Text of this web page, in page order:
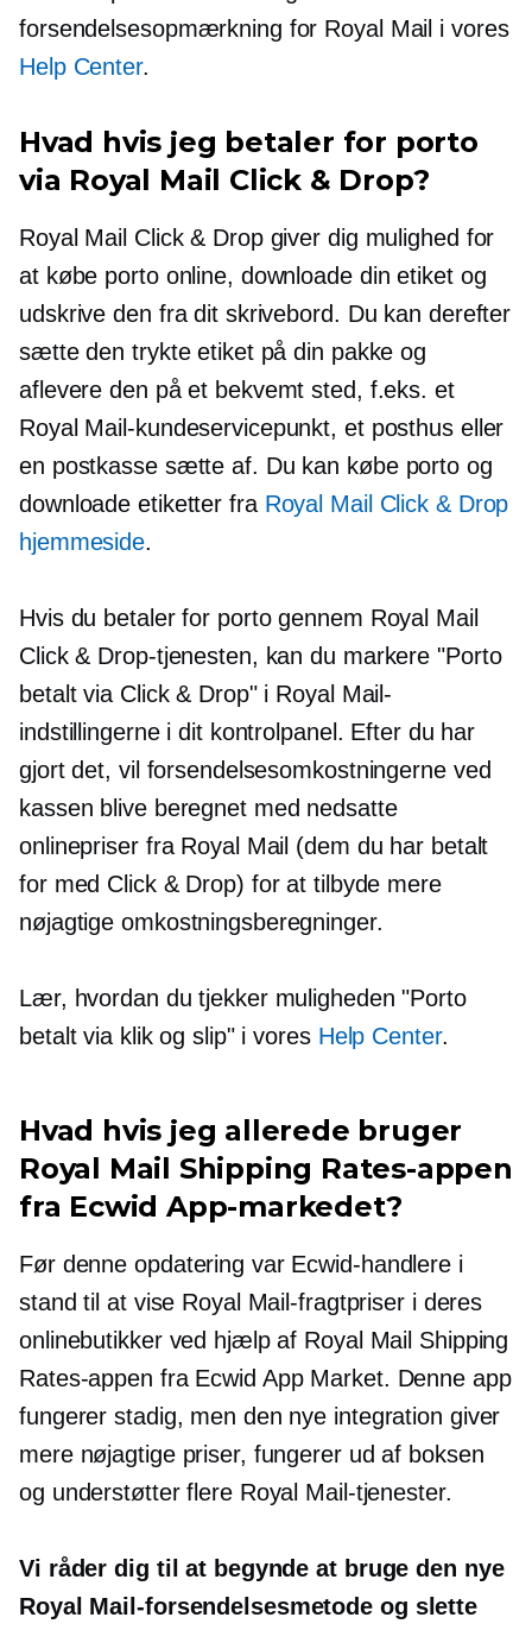
forsendelsesopmærkning for Royal Mail i vores
Help Center.
Hvad hvis jeg betaler for porto
via Royal Mail Click & Drop?
Royal Mail Click & Drop giver dig mulighed for
at købe porto online, downloade din etiket og
udskrive den fra dit skrivebord. Du kan derefter
sætte den trykte etiket på din pakke og
aflevere den på et bekvemt sted, f.eks. et
Royal Mail-kundeservicepunkt, et posthus eller
en postkasse sætte af. Du kan købe porto og
downloade etiketter fra Royal Mail Click & Drop
hjemmeside.
Hvis du betaler for porto gennem Royal Mail
Click & Drop-tjenesten, kan du markere "Porto
betalt via Click & Drop" i Royal Mail-
indstillingerne i dit kontrolpanel. Efter du har
gjort det, vil forsendelsesomkostningerne ved
kassen blive beregnet med nedsatte
onlinepriser fra Royal Mail (dem du har betalt
for med Click & Drop) for at tilbyde mere
nøjagtige omkostningsberegninger.
Lær, hvordan du tjekker muligheden "Porto
betalt via klik og slip" i vores Help Center.
Hvad hvis jeg allerede bruger
Royal Mail Shipping Rates-appen
fra Ecwid App-markedet?
Før denne opdatering var Ecwid-handlere i
stand til at vise Royal Mail-fragtpriser i deres
onlinebutikker ved hjælp af Royal Mail Shipping
Rates-appen fra Ecwid App Market. Denne app
fungerer stadig, men den nye integration giver
mere nøjagtige priser, fungerer ud af boksen
og understøtter flere Royal Mail-tjenester.
Vi råder dig til at begynde at bruge den nye
Royal Mail-forsendelsesmetode og slette